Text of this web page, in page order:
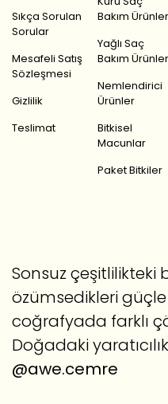
Sıkça Sorulan
Sorular
Mesafeli Satış
Sözleşmesi
Gizlilik
Teslimat
Bakım
Yağlı Saç
Bakım
Nemlendirici
Ürünler
Bitkisel
Macunlar
Paket Bitkiler
Sonsuz çeşitlilikteki
özümsedikleri
coğrafyada farklı
Doğadaki
@awe.cemre